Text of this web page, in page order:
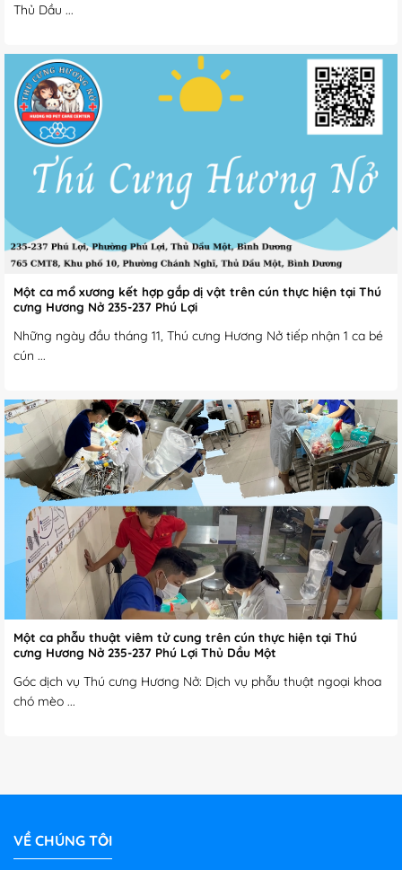
Thủ Dầu ...
Một ca mổ xương kết hợp gắp dị vật trên cún thực hiện tại Thú
cưng Hương Nở 235-237 Phú Lợi
Những ngày đầu tháng 11, Thú cưng Hương Nở tiếp nhận 1 ca bé
cún ...
Một ca phẫu thuật viêm tử cung trên cún thực hiện tại Thú
cưng Hương Nở 235-237 Phú Lợi Thủ Dầu Một
Góc dịch vụ Thú cưng Hương Nở: Dịch vụ phẫu thuật ngoại khoa
chó mèo ...
VỀ CHÚNG TÔI